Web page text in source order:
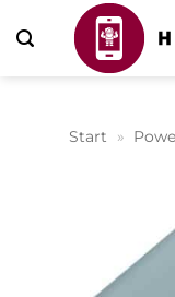
Inhalt
Start »